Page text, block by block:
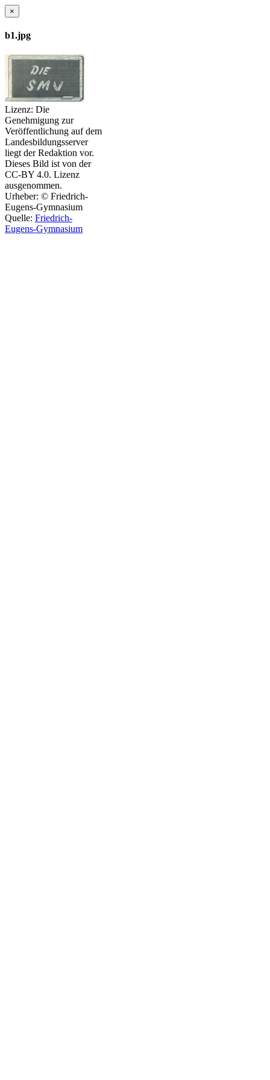
×
b1.jpg
Lizenz: Die
Genehmigung zur
Veröffentlichung auf dem
Landesbildungsserver
liegt der Redaktion vor.
Dieses Bild ist von der
CC-BY 4.0. Lizenz
ausgenommen.
Urheber: © Friedrich-
Eugens-Gymnasium
Quelle: Friedrich-
Eugens-Gymnasium